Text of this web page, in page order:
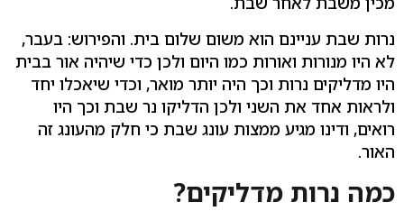
נרות שבת עניינם הוא משום שלום בית. והפירוש: בעבר,
לא היו מנורות ואורות כמו היום ולכן כדי שיהיה אור בבית
היו מדליקים נרות וכך היה יותר מואר, וכדי שיאכלו יחד
ולראות אחד את השני ולכן הדליקו נר שבת וכך היו
רואים, ודינו מגיע ממצות עונג שבת כי חלק מהעונג זה
האור.
כמה נרות מדליקים?